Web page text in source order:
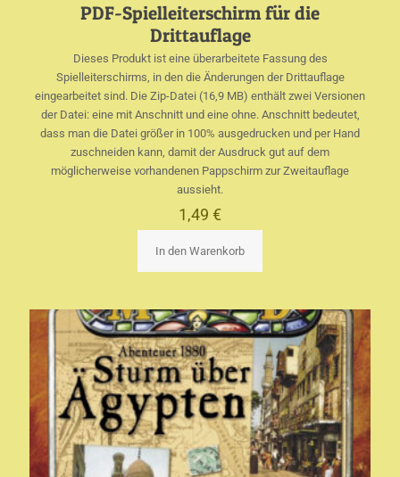
PDF-Spielleiterschirm für die
Drittauflage
Dieses Produkt ist eine überarbeitete Fassung des
Spielleiterschirms, in den die Änderungen der Drittauflage
eingearbeitet sind. Die Zip-Datei (16,9 MB) enthält zwei Versionen
der Datei: eine mit Anschnitt und eine ohne. Anschnitt bedeutet,
dass man die Datei größer in 100% ausgedrucken und per Hand
zuschneiden kann, damit der Ausdruck gut auf dem
möglicherweise vorhandenen Pappschirm zur Zweitauflage
aussieht.
1,49 €
In den Warenkorb